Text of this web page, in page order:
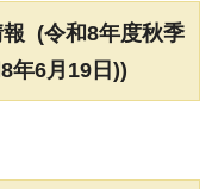
(令和8年度秋季
年6月19日))